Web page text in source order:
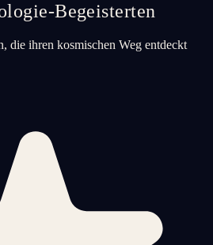
Begeisterten
die ihren kosmischen Weg entdeckt